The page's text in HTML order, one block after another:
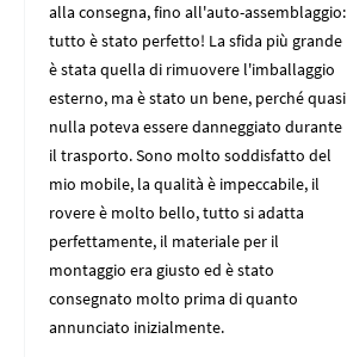
alla consegna, fino all'auto-assemblaggio:
tutto è stato perfetto! La sfida più grande
è stata quella di rimuovere l'imballaggio
esterno, ma è stato un bene, perché quasi
nulla poteva essere danneggiato durante
il trasporto. Sono molto soddisfatto del
mio mobile, la qualità è impeccabile, il
rovere è molto bello, tutto si adatta
perfettamente, il materiale per il
montaggio era giusto ed è stato
consegnato molto prima di quanto
annunciato inizialmente.